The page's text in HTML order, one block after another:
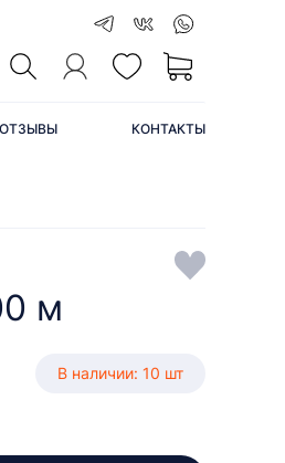
ОТЗЫВЫ КОНТАКТЫ
м
В наличии: 10 шт